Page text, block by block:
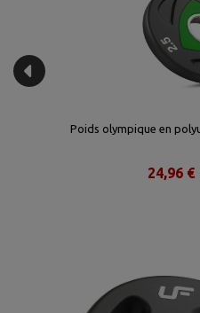
Poids olympique en
24,96 €